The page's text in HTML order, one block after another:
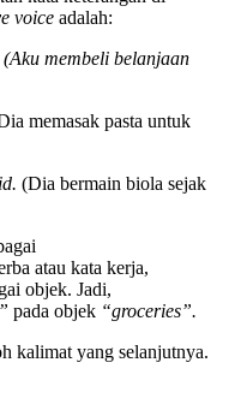
voice adalah:
membeli belanjaan
memasak pasta untuk
(Dia bermain biola sejak
atau kata kerja,
objek. Jadi,
pada objek “groceries”.
kalimat yang selanjutnya.